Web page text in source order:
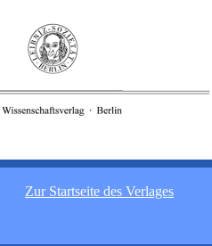
Zur Startseite des Verlages